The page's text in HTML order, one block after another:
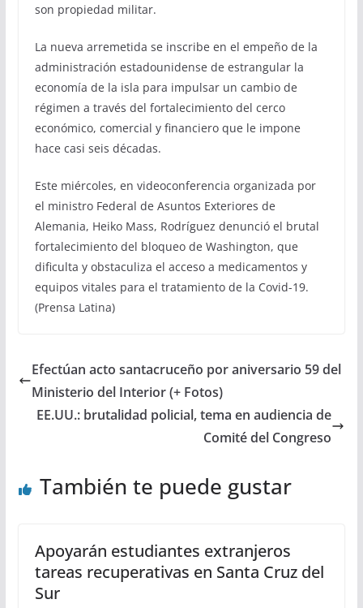
son propiedad militar.
La nueva arremetida se inscribe en el empeño de la
administración estadounidense de estrangular la
economía de la isla para impulsar un cambio de
régimen a través del fortalecimiento del cerco
económico, comercial y financiero que le impone
hace casi seis décadas.
Este miércoles, en videoconferencia organizada por
el ministro Federal de Asuntos Exteriores de
Alemania, Heiko Mass, Rodríguez denunció el brutal
fortalecimiento del bloqueo de Washington, que
dificulta y obstaculiza el acceso a medicamentos y
equipos vitales para el tratamiento de la Covid-19.
(Prensa Latina)
Efectúan acto santacruceño por aniversario 59 del
Ministerio del Interior (+ Fotos)
EE.UU.: brutalidad policial, tema en audiencia de
Comité del Congreso
También te puede gustar
Apoyarán estudiantes extranjeros
tareas recuperativas en Santa Cruz del
Sur